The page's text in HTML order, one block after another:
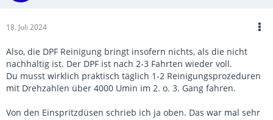
18. Juli 2024
Also, die DPF Reinigung bringt insofern nichts, als die nicht
nachhaltig ist. Der DPF ist nach 2-3 Fahrten wieder voll.
Du musst wirklich praktisch täglich 1-2 Reinigungsprozeduren
mit Drehzahlen über 4000 Umin im 2. o. 3. Gang fahren.
Von den Einspritzdüsen schrieb ich ja oben. Das war mal sehr